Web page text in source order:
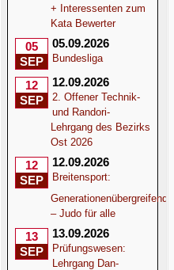
+ Interessenten zum
Kata Bewerter
05
SEP
05.09.2026
Bundesliga
12
SEP
12.09.2026
2. Offener Technik-
und Randori-
Lehrgang des Bezirks
Ost 2026
12
SEP
12.09.2026
Breitensport:
Generationenübergreifend
– Judo für alle
13
SEP
13.09.2026
Prüfungswesen:
Lehrgang Dan-